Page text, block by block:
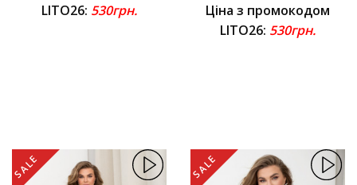
LITO26: 530грн.
Ціна з промокодом
LITO26: 530грн.
SALE SALE